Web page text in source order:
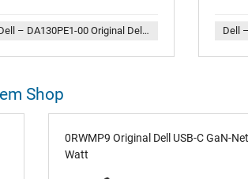
Dell – DA130PE1-00 Original Dell Netzteil 130,0 Watt flache Bauform
der
Shop
0RWMP9 Original Dell USB-C GaN-
Watt